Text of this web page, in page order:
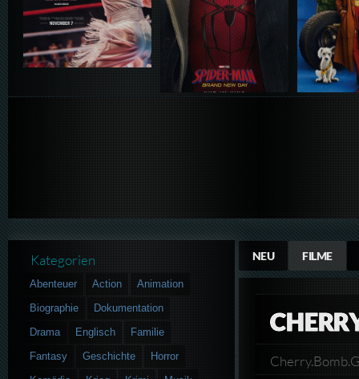
NEU FILME
Kategorien
Abenteuer Action
Animation
Biographie
Dokumentation
Drama
Englisch
Familie
Fantasy
Geschichte
Horror